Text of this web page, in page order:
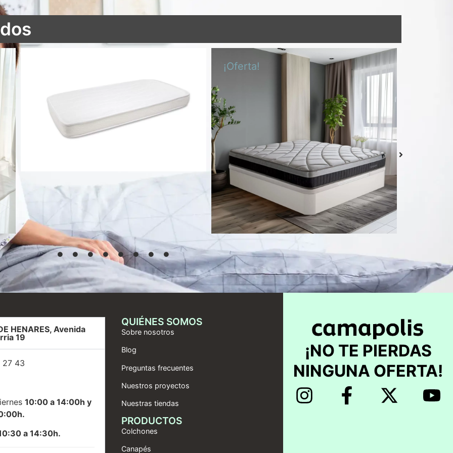
Colchón cuna Air Active antiahogo aloe vera 3D
51,45€
¡Oferta!
Colchón Delizia
Desde 439,00€
Seleccionar
opciones
HENARES, Avenida
19
27 43
10:00 a 14:00h y
a 14:30h.
QUIÉNES SOMOS
Sobre nosotros
Blog
Preguntas frecuentes
Nuestros proyectos
Nuestras tiendas
PRODUCTOS
Colchones
Canapés
¡NO TE PIERDAS
NINGUNA OFERTA!